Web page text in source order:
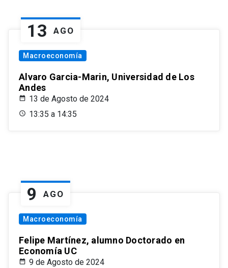
13 AGO
Macroeconomía
Alvaro Garcia-Marin, Universidad de Los
Andes
13 de Agosto de 2024
13:35 a 14:35
9 AGO
Macroeconomía
Felipe Martínez, alumno Doctorado en
Economía UC
9 de Agosto de 2024